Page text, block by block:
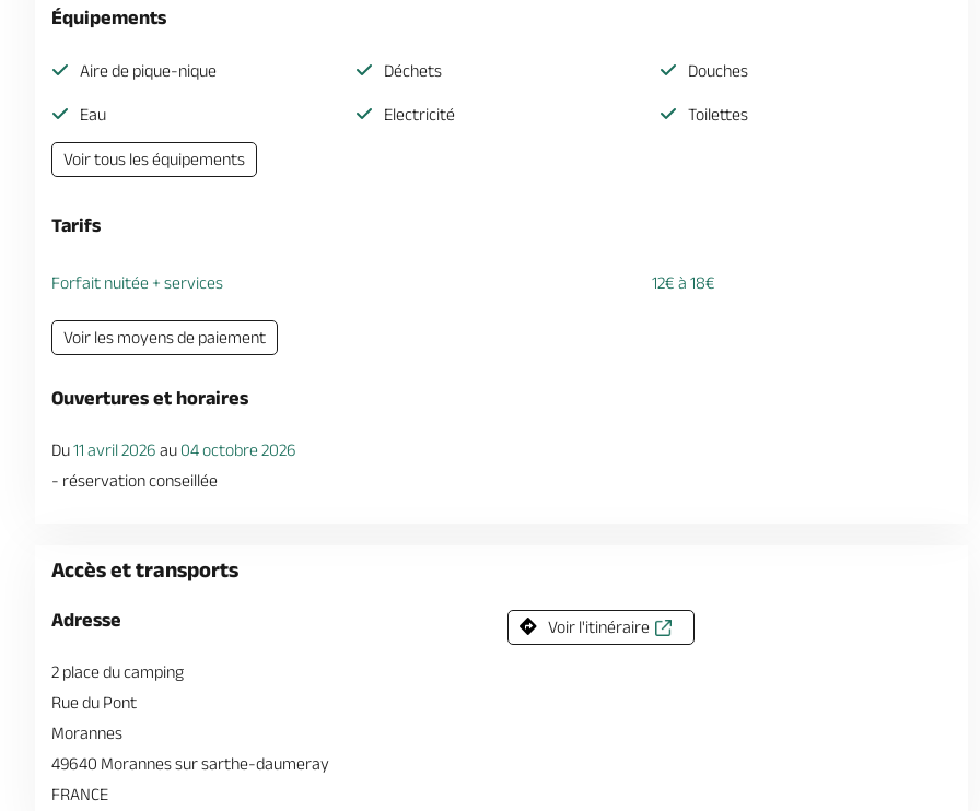
Équipements
Aire de pique-nique Déchets Douches
Eau Electricité Toilettes
Voir tous les équipements
Tarifs
Forfait nuitée + services 12€ à 18€
Voir les moyens de paiement
Ouvertures et horaires
Du11 avril 2026 au 04 octobre 2026
- réservation conseillée
Accès et transports
Adresse
2 place du camping
Rue du Pont
Morannes
49640 Morannes sur sarthe-daumeray
FRANCE
Voir l'itinéraire